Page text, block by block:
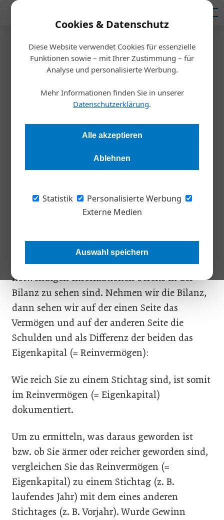
Cookies & Datenschutz
Diese Website verwendet Cookies für essenzielle
Funktionen sowie – mit Ihrer Zustimmung – für
Analyse und personalisierte Werbung.
Mehr Informationen finden Sie in unserer
Datenschutzerklärung.
Alle akzeptieren
Ablehnen
Statistik
Personalisierte Werbung
Externe Medien
Auswahl speichern
Startseite/Meldungen
Risikomanagement
Eigenkapitalquote richtig
berechnen
René Lipkovich & Rudolf Siart
Möchten Sie feststellen, wie hoch die Risikoreserve in Ihrem
ziehen Sie von den Vermögenswerten, die Schulden ab und
sehen dann, wie viel Eigenkapital von Ihnen in der
Das geschieht zu einem Stichtag – am
einfachsten zum Bilanzstichtag, da hierfür die
notwendigen Informationen bereits in der
Bilanz zu sehen sind. Nehmen wir die Bilanz,
dann sehen wir auf der einen Seite das
Vermögen und auf der anderen Seite die
Schulden und als Differenz der beiden das
Eigenkapital (= Reinvermögen):
Wie reich Sie zu einem Stichtag sind, ist somit
im Reinvermögen (= Eigenkapital)
dokumentiert.
Um zu ermitteln, was daraus geworden ist
bzw. ob Sie ärmer oder reicher geworden sind,
vergleichen Sie das Reinvermögen (=
Eigenkapital) zu einem Stichtag (z. B.
laufendes Jahr) mit dem eines anderen
Stichtages (z. B. Vorjahr). Wurde Gewinn